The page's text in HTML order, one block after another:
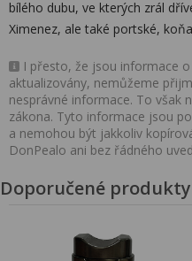
bílého dubu, ve kterých zrál
Ximenez, ale také portské,
I přesto, že jsou informace
aktualizovány, nemůžeme
nesprávné informace. To však
zákona. Tyto informace jsou
a nemohou být jakkoliv
DonPealo ani bez řádného
Doporučené produkty